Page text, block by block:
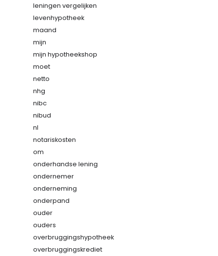
leningen vergelijken
levenhypotheek
maand
mijn
mijn hypotheekshop
moet
netto
nhg
nibc
nibud
nl
notariskosten
om
onderhandse lening
ondernemer
onderneming
onderpand
ouder
ouders
overbruggingshypotheek
overbruggingskrediet